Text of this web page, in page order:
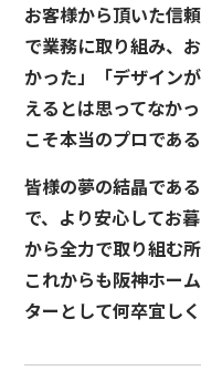
お客様から頂いた信
で業務に取り組み、
かった」「デザイン
えるとは思ってなか
こそ本当のプロであ
皆様の夢の結晶であ
で、より安心してお
から全力で取り組む
これからも阪神ホー
ターとして何卒宜